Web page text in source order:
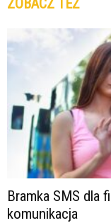
ZOBACZ TEŻ
Bramka SMS dla
komunikacja